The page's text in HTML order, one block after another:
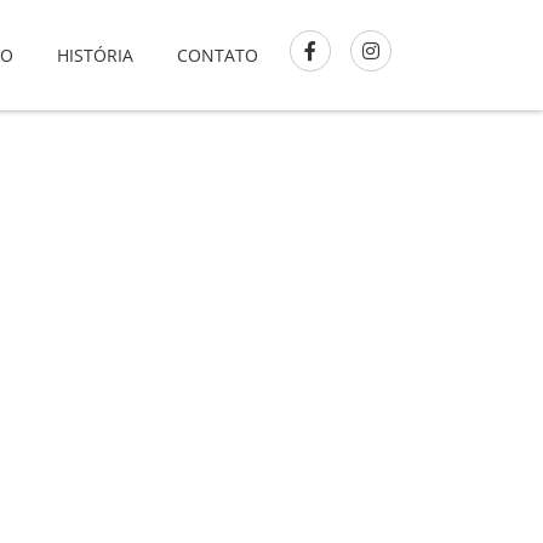
HISTÓRIA CONTATO